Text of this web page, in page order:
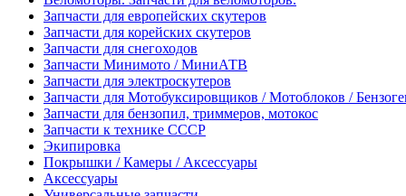
Запчасти для европейских скутеров
Запчасти для корейских скутеров
Запчасти для снегоходов
Запчасти Минимото / МиниАТВ
Запчасти для электроскутеров
Запчасти для Мотобуксировщиков / Мотоблоков /
Запчасти для бензопил, триммеров, мотокос
Запчасти к технике СССР
Экипировка
Покрышки / Камеры / Аксессуары
Аксессуары